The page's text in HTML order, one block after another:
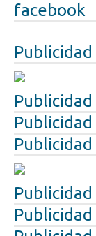
facebook
Publicidad
Publicidad
Publicidad
Publicidad
Publicidad
Publicidad